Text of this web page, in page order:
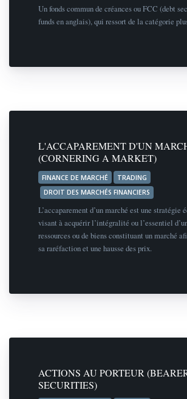
Un fonds commun de créances ou FCC (debt
funds en anglais), qui ressort de la catégorie
L'ACCAPAREMENT D'UN
(CORNERING A MARKET)
FINANCE DE MARCHÉ
TRADING
DROIT DES MARCHÉS FINANCIERS
L’accaparement d’un marché est une stratégie
visant à acquérir l’intégralité ou l’essentiel
ressources ou de biens constituant un marché
sa raréfaction et une hausse des prix.
ACTIONS AU PORTEUR
SECURITIES)